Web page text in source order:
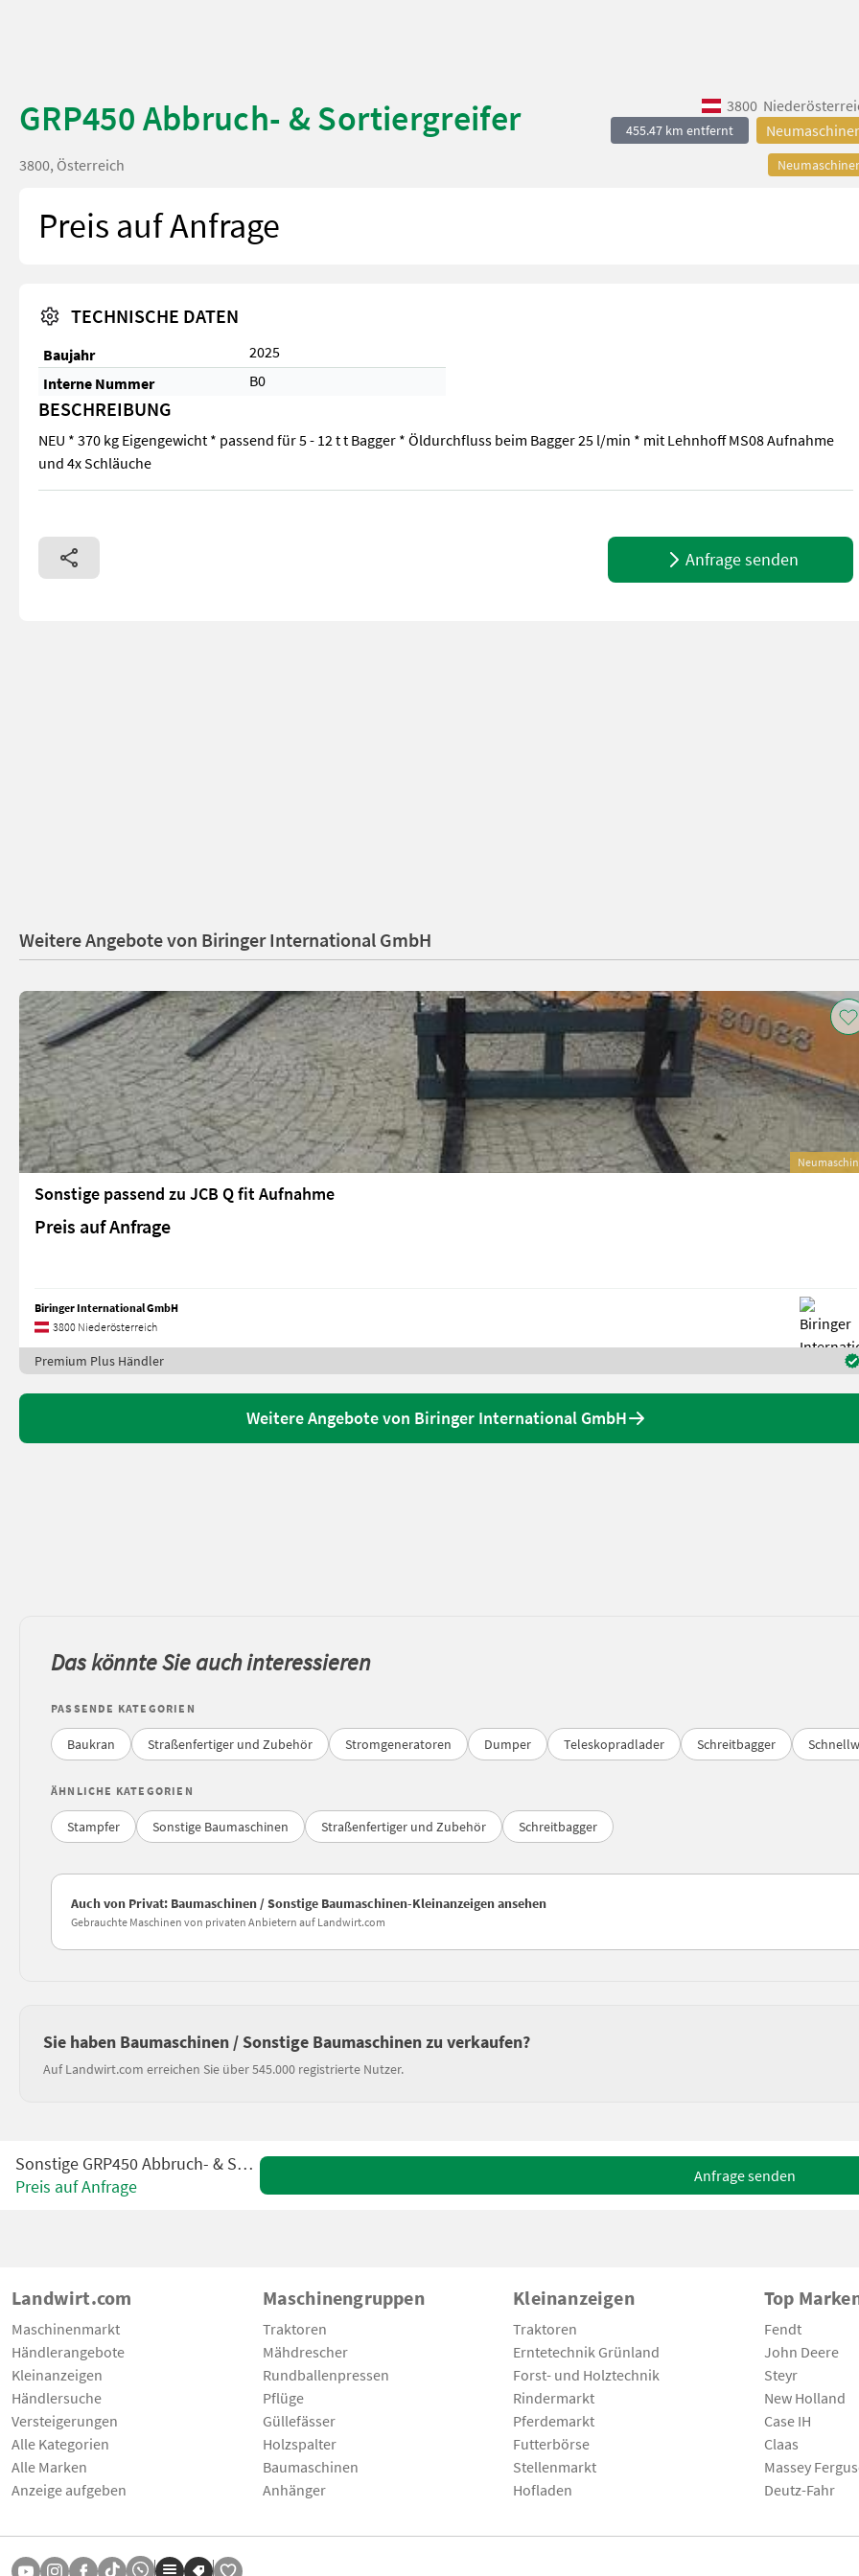
GRP450 Abbruch- & Sortiergreifer 3800
455.47 km entfernt
3800, Österreich
Preis auf Anfrage
TECHNISCHE DATEN
Baujahr
2025
Interne Nummer
B0
BESCHREIBUNG
NEU * 370 kg Eigengewicht * passend für 5 - 12 t t Bagger * Öldurchfluss beim Bagger 25 l/min * mit Lehnhoff MS08 Aufnahme
und 4x Schläuche
NEU * 370 kg Eigengewicht * passend für 5 - 12 t t Bagger * Öldurchfluss beim Bagger 25 l/min * mit Lehnhoff MS08 Aufnahme und
Anfrage senden
Weitere Angebote von Biringer International GmbH
Sonstige passend zu JCB Q fit Aufnahme
Preis auf Anfrage
Biringer International GmbH
3800 Niederösterreich
Premium Plus Händler
Weitere Angebote von Biringer International GmbH
Das könnte Sie auch interessieren
PASSENDE KATEGORIEN
Baukran Straßenfertiger und Zubehör Stromgeneratoren Dumper Teleskopradlader Schreitbagger
ÄHNLICHE KATEGORIEN
Stampfer Sonstige Baumaschinen Straßenfertiger und Zubehör Schreitbagger
Auch von Privat: Baumaschinen / Sonstige Baumaschinen-Kleinanzeigen ansehen
Gebrauchte Maschinen von privaten Anbietern auf Landwirt.com
Sie haben Baumaschinen / Sonstige Baumaschinen zu verkaufen?
Auf Landwirt.com erreichen Sie über 545.000 registrierte Nutzer.
Sonstige GRP450 Abbruch- & Sortiergreifer
Preis auf Anfrage
Anfrage senden
Landwirt.com
Maschinenmarkt
Händlerangebote
Kleinanzeigen
Händlersuche
Versteigerungen
Alle Kategorien
Alle Marken
Anzeige aufgeben
Maschinengruppen
Traktoren
Mähdrescher
Rundballenpressen
Pflüge
Güllefässer
Holzspalter
Baumaschinen
Anhänger
Kleinanzeigen
Traktoren
Erntetechnik Grünland
Forst- und Holztechnik
Rindermarkt
Pferdemarkt
Futterbörse
Stellenmarkt
Hofladen
Top
Fendt
John Deere
Steyr
New Holland
Case IH
Claas
Massey
Deutz-Fahr